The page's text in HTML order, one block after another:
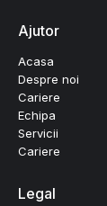
Ajutor
Acasa
Despre noi
Cariere
Echipa
Servicii
Cariere
Legal